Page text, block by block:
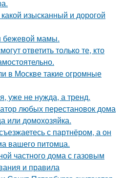
изысканный и дорогой
бежевой мамы.
ответить только те, кто
в Москве такие огромные
уже не нужда, а тренд.
любых перестановок дома
или домохозяйка.
с партнёром, а он
вашего питомца.
частного дома с газовым
и правила